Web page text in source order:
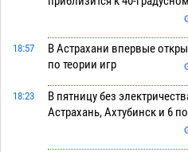
18:57
В Астрахани впервые
по теории игр
18:23
В пятницу без
Астрахань, Ахтубинск и 6